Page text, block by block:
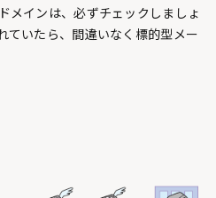
メインは、必ずチェックしましょ
ていたら、間違いなく標的型メー